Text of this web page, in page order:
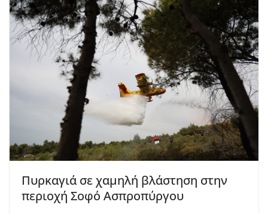
Πυρκαγιά σε χαμηλή βλάστηση στην
περιοχή Σοφό Ασπροπύργου